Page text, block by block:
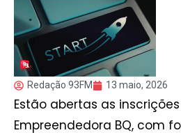
Redação 93FM 13 maio, 2026
Estão abertas as
Empreendedora BQ, com